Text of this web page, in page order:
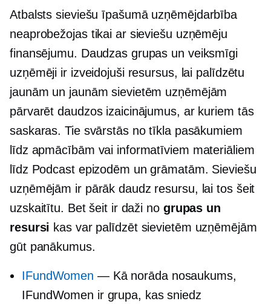
Atbalstssieviešu īpašumāuzņēmējdarbība
neaprobežojas tikai ar sieviešu uzņēmēju
finansējumu. Daudzas grupas un veiksmīgi
uzņēmēji ir izveidojuši resursus, lai palīdzētu
jaunām un jaunām sievietēm uzņēmējām
pārvarēt daudzos izaicinājumus, ar kuriem tās
saskaras. Tie svārstās no tīkla pasākumiem
līdz apmācībām vai informatīviem materiāliem
līdz Podcast epizodēm un grāmatām. Sieviešu
uzņēmējām ir pārāk daudz resursu, lai tos šeit
uzskaitītu. Bet šeit ir daži no grupas un
resursi kas var palīdzēt sievietēm uzņēmējām
gūt panākumus.
IFundWomen — Kā norāda nosaukums,
IFundWomen ir grupa, kas sniedz